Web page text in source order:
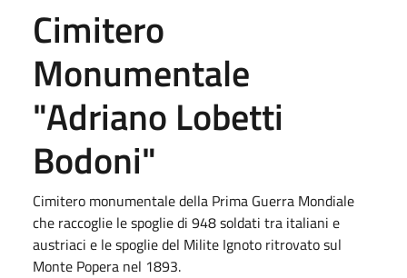
Cimitero
Monumentale
"Adriano Lobetti
Bodoni"
Cimitero monumentale della Prima Guerra Mondiale
che raccoglie le spoglie di 948 soldati tra italiani e
austriaci e le spoglie del Milite Ignoto ritrovato sul
Monte Popera nel 1893.